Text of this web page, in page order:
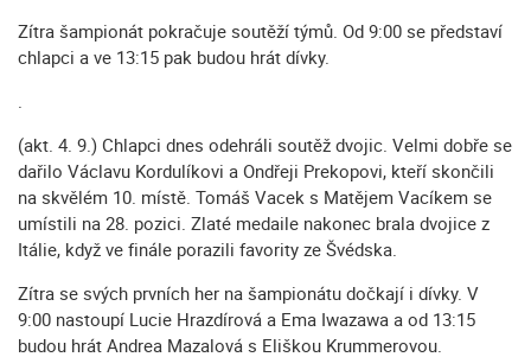
Zítra šampionát pokračuje soutěží týmů. Od 9:00 se představí
chlapci a ve 13:15 pak budou hrát dívky.
(akt. 4. 9.) Chlapci dnes odehráli soutěž dvojic. Velmi dobře se
dařilo Václavu Kordulíkovi a Ondřeji Prekopovi, kteří skončili
na skvělém 10. místě. Tomáš Vacek s Matějem Vacíkem se
umístili na 28. pozici. Zlaté medaile nakonec brala dvojice z
Itálie, když ve finále porazili favority ze Švédska.
Zítra se svých prvních her na šampionátu dočkají i dívky. V
9:00 nastoupí Lucie Hrazdírová a Ema Iwazawa a od 13:15
budou hrát Andrea Mazalová s Eliškou Krummerovou.